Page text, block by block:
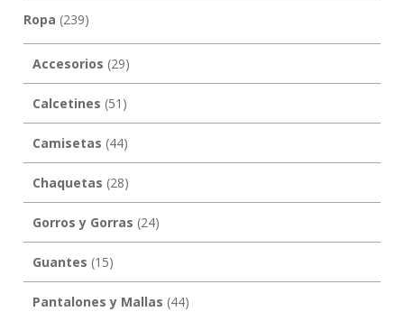
Ropa (239)
Accesorios (29)
Calcetines (51)
Camisetas (44)
Chaquetas (28)
Gorros y Gorras (24)
Guantes (15)
Pantalones y Mallas (44)